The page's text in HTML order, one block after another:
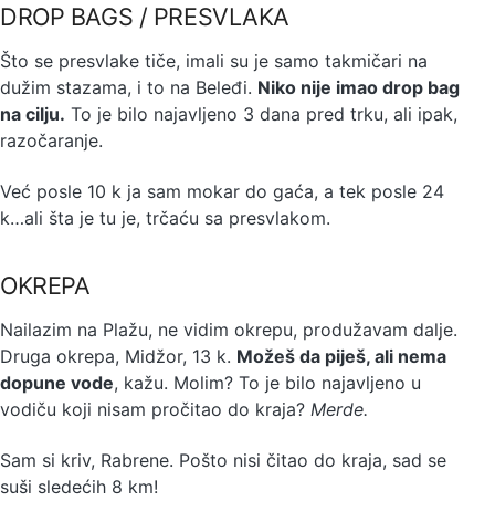
DROP BAGS / PRESVLAKA
Što se presvlake tiče, imali su je samo takmičari na
dužim stazama, i to na Beleđi. Niko nije imao drop bag
na cilju. To je bilo najavljeno 3 dana pred trku, ali ipak,
razočaranje.
Već posle 10 k ja sam mokar do gaća, a tek posle 24
k…ali šta je tu je, trčaću sa presvlakom.
OKREPA
Nailazim na Plažu, ne vidim okrepu, produžavam dalje.
Druga okrepa, Midžor, 13 k. Možeš da piješ, ali nema
dopune vode, kažu. Molim? To je bilo najavljeno u
vodiču koji nisam pročitao do kraja? Merde.
Sam si kriv, Rabrene. Pošto nisi čitao do kraja, sad se
suši sledećih 8 km!